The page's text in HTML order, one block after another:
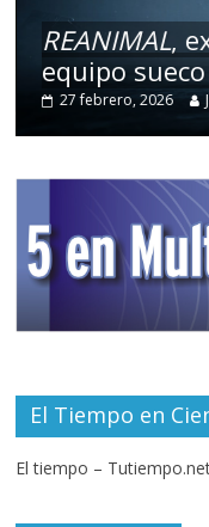
REANIMAL,
equipo
27 febrero, 2026
El Tiempo en
El tiempo –